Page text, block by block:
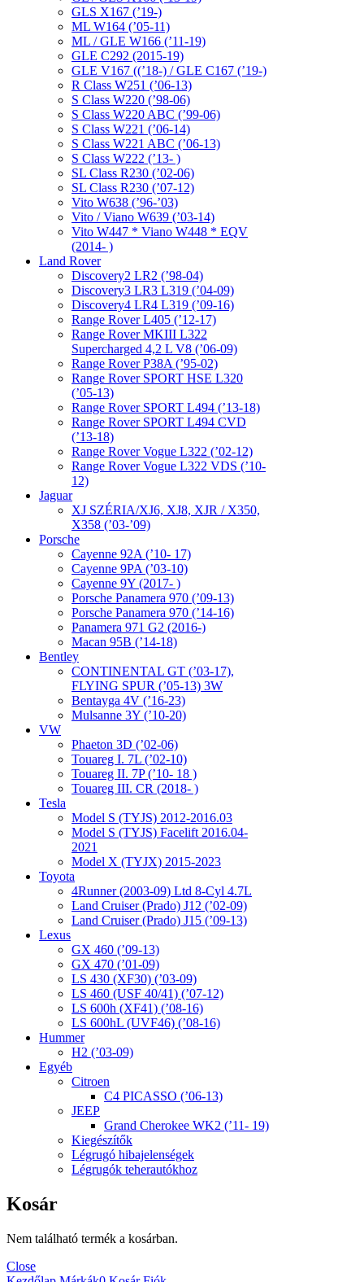
GLS X167 (’19-)
ML W164 (’05-11)
ML / GLE W166 (’11-19)
GLE C292 (2015-19)
GLE V167 ((’18-) / GLE C167 (’19-)
R Class W251 (’06-13)
S Class W220 (’98-06)
S Class W220 ABC (’99-06)
S Class W221 (’06-14)
S Class W221 ABC (’06-13)
S Class W222 (’13- )
SL Class R230 (’02-06)
SL Class R230 (’07-12)
Vito W638 (’96-’03)
Vito / Viano W639 (’03-14)
Vito W447 * Viano W448 * EQV
(2014- )
Land Rover
Discovery2 LR2 (’98-04)
Discovery3 LR3 L319 (’04-09)
Discovery4 LR4 L319 (’09-16)
Range Rover L405 (’12-17)
Range Rover MKIII L322
Supercharged 4,2 L V8 (’06-09)
Range Rover P38A (’95-02)
Range Rover SPORT HSE L320
(’05-13)
Range Rover SPORT L494 (’13-18)
Range Rover SPORT L494 CVD
(’13-18)
Range Rover Vogue L322 (’02-12)
Range Rover Vogue L322 VDS (’10-
12)
Jaguar
XJ SZÉRIA/XJ6, XJ8, XJR / X350,
X358 (’03-’09)
Porsche
Cayenne 92A (’10- 17)
Cayenne 9PA (’03-10)
Cayenne 9Y (2017- )
Porsche Panamera 970 (’09-13)
Porsche Panamera 970 (’14-16)
Panamera 971 G2 (2016-)
Macan 95B (’14-18)
Bentley
CONTINENTAL GT (’03-17),
FLYING SPUR (’05-13) 3W
Bentayga 4V (’16-23)
Mulsanne 3Y (’10-20)
VW
Phaeton 3D (’02-06)
Touareg I. 7L (’02-10)
Touareg II. 7P (’10- 18 )
Touareg III. CR (2018- )
Tesla
Model S (TYJS) 2012-2016.03
Model S (TYJS) Facelift 2016.04-
2021
Model X (TYJX) 2015-2023
Toyota
4Runner (2003-09) Ltd 8-Cyl 4.7L
Land Cruiser (Prado) J12 (’02-09)
Land Cruiser (Prado) J15 (’09-13)
Lexus
GX 460 (’09-13)
GX 470 (’01-09)
LS 430 (XF30) (’03-09)
LS 460 (USF 40/41) (’07-12)
LS 600h (XF41) (’08-16)
LS 600hL (UVF46) (’08-16)
Hummer
H2 (’03-09)
Egyéb
Citroen
C4 PICASSO (’06-13)
JEEP
Grand Cherokee WK2 (’11- 19)
Kiegészítők
Légrugó hibajelenségek
Légrugók teherautókhoz
Kosár
Nem található termék a kosárban.
Close